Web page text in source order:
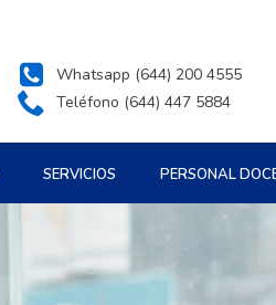
Whatsapp (644) 200 4555
Teléfono (644) 447 5884
SERVICIOS PERSONAL